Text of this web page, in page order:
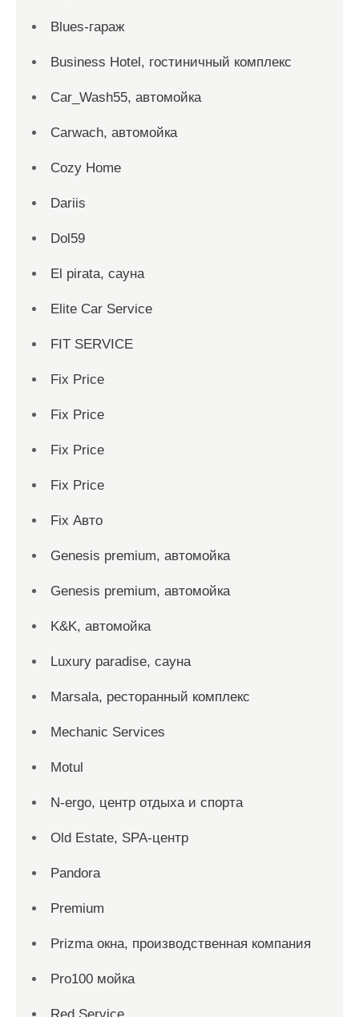
Blues-гараж
Business Hotel, гостиничный комплекс
Car_Wash55, автомойка
Carwach, автомойка
Cozy Home
Dariis
Dol59
El pirata, сауна
Elite Car Service
FIT SERVICE
Fix Price
Fix Price
Fix Price
Fix Price
Fix Авто
Genesis premium, автомойка
Genesis premium, автомойка
K&K, автомойка
Luxury paradise, сауна
Marsala, ресторанный комплекс
Mechanic Services
Motul
N-ergo, центр отдыха и спорта
Old Estate, SPA-центр
Pandora
Premium
Prizma окна, производственная компания
Pro100 мойка